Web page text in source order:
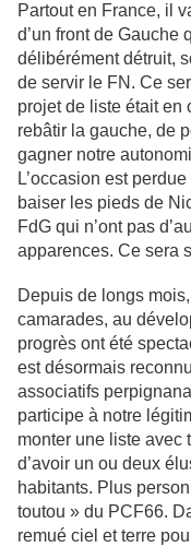
Partout en France, il
d’un front de Gauche
délibérément détruit,
de servir le FN. Ce
projet de liste était en
rebâtir la gauche, de
gagner notre
L’occasion est
baiser les pieds de
FdG qui n’ont pas
apparences. Ce sera
Depuis de longs
camarades, au
progrès ont été
est désormais
associatifs
participe à notre
monter une liste avec
d’avoir un ou deux
habitants. Plus
toutou » du PCF66.
remué ciel et terre